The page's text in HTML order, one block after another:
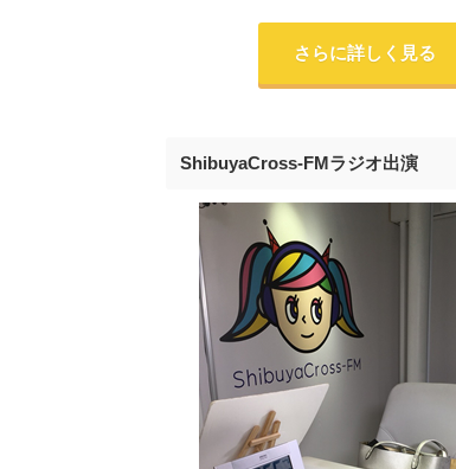
さらに詳しく見る
ShibuyaCross-FMラジオ出演